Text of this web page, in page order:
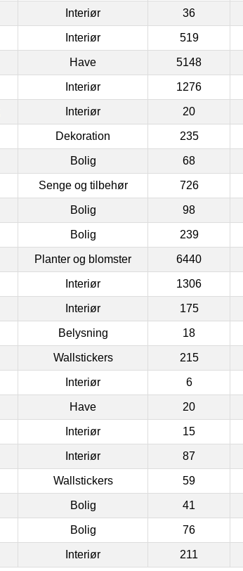
Interiør 36
Interiør 519
Have 5148
Interiør 1276
Interiør 20
Dekoration 235
Bolig 68
Senge og tilbehør 726
Bolig 98
Bolig 239
Planter og blomster 6440
Interiør 1306
Interiør 175
Belysning 18
Wallstickers 215
Interiør 6
Have 20
Interiør 15
Interiør 87
Wallstickers 59
Bolig 41
Bolig 76
Interiør 211